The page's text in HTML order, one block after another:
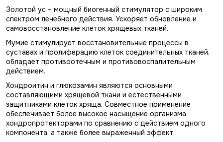
Золотой ус – мощный биогенный стимулятор с широким
спектром лечебного действия. Ускоряет обновление и
самовосстановление клеток хрящевых тканей.
Мумие стимулирует восстановительные процессы в
суставах и пролиферацию клеток соединительных тканей,
обладает противоотечным и противовоспалительным
действием.
Хондроитин и глюкозамин являются основными
составляющими хрящевой ткани и естественными
защитниками клеток хряща. Совместное применение
обеспечивает более высокое насыщение организма
хондропротекторами по сравнению с действием одного
компонента, а также более выраженный эффект.